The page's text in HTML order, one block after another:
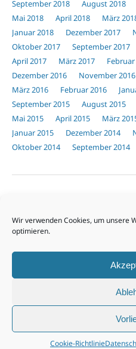
Wir verwenden Cookies, um unsere
optimieren.
Cookie-Richtlinie
September 2018
August 2018
Mai 2018
April 2018 März
Januar 2018
Dezember 2017
Oktober 2017
September 2017
April 2017
März 2017
Dezember 2016
November 2016
März 2016
Februar 2016
September 2015
August 2015
Mai 2015
April 2015 März
Januar 2015
Dezember 2014
Oktober 2014
September 2014